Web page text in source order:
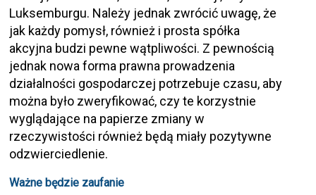
Luksemburgu. Należy jednak zwrócić uwagę, że
jak każdy pomysł, również i prosta spółka
akcyjna budzi pewne wątpliwości. Z pewnością
jednak nowa forma prawna prowadzenia
działalności gospodarczej potrzebuje czasu, aby
można było zweryfikować, czy te korzystnie
wyglądające na papierze zmiany w
rzeczywistości również będą miały pozytywne
odzwierciedlenie.
Ważne będzie zaufanie